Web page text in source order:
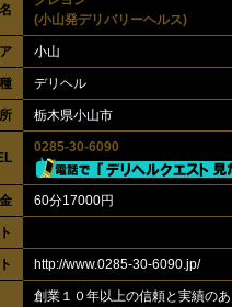
(小山発デリバリーヘルス)
小山
デリヘル
栃木県小山市
0285-30-6090
60分17000円
http://www.0285-30-6090.jp/
創業１０年以上の信頼と実績のあ